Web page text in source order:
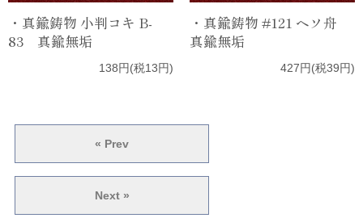
・真鍮鋳物 小判コキ B-
83 真鍮無垢
138円(税13円)
・真鍮鋳物 #121 ヘソ舟
真鍮無垢
427円(税39円)
« Prev
Next »